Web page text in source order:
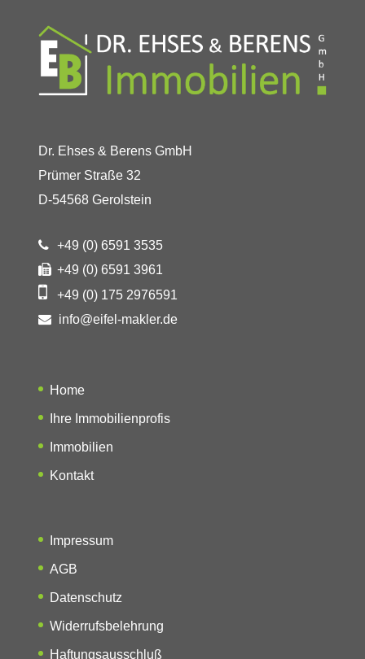
Dr. Ehses & Berens GmbH
Prümer Straße 32
D-54568 Gerolstein
+49 (0) 6591 3535
+49 (0) 6591 3961
+49 (0) 175 2976591
info@eifel-makler.de
Home
Ihre Immobilienprofis
Immobilien
Kontakt
Impressum
AGB
Datenschutz
Widerrufsbelehrung
Haftungsausschluß